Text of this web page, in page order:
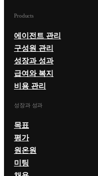
Products
에이전트 관리
구성원 관리
성장과 성과
급여와 복지
비용 관리
성장과 성과
목표
평가
원온원
미팅